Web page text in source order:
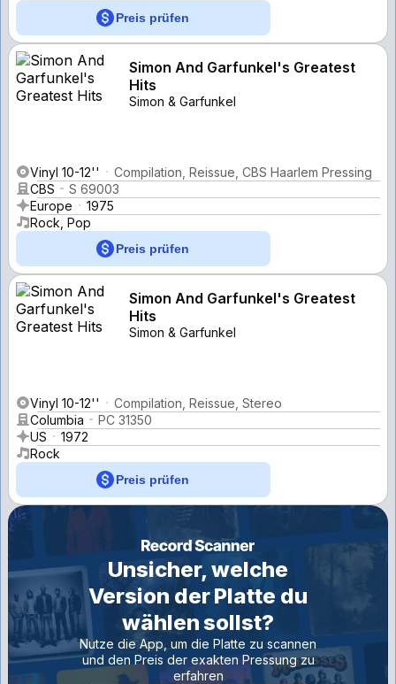
Preis prüfen
Simon And Garfunkel's Greatest
Hits
Simon & Garfunkel
Vinyl 10-12''
Compilation, Reissue, CBS Haarlem Pressing
CBS
S 69003
Europe
1975
Rock, Pop
Preis prüfen
Simon And Garfunkel's Greatest
Hits
Simon & Garfunkel
Vinyl 10-12''
Compilation, Reissue, Stereo
Columbia
PC 31350
US
1972
Rock
Preis prüfen
Unsicher, welche
Version der Platte du
wählen sollst?
Nutze die App, um die Platte zu scannen
und den Preis der exakten Pressung zu
erfahren